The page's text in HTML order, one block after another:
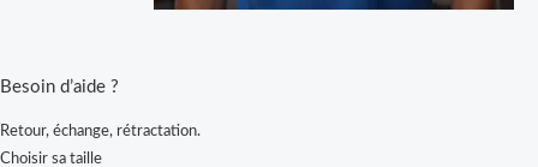
Besoin d’aide ?
Retour, échange, rétractation.
Choisir sa taille